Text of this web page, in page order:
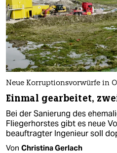
Neue Korruptionsvorwürfe in
Einmal gearbeitet,
Bei der Sanierung des
Fliegerhorstes gibt es neue
beauftragter Ingenieur soll
Von Christina Gerlach